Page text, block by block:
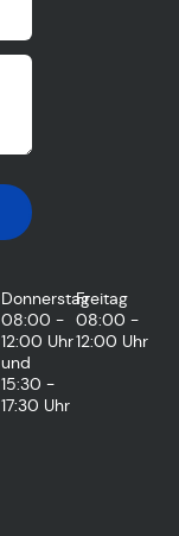
Donnerstag
08:00 -
12:00 Uhr
und
15:30 -
17:30 Uhr
Freitag
08:00 -
12:00 Uhr